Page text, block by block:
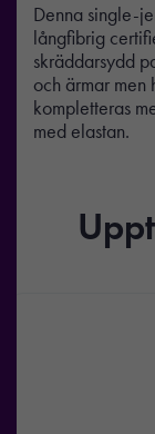
Denna single-
långfibrig
skräddarsydd
och ärmar men
kompletteras
med elastan.